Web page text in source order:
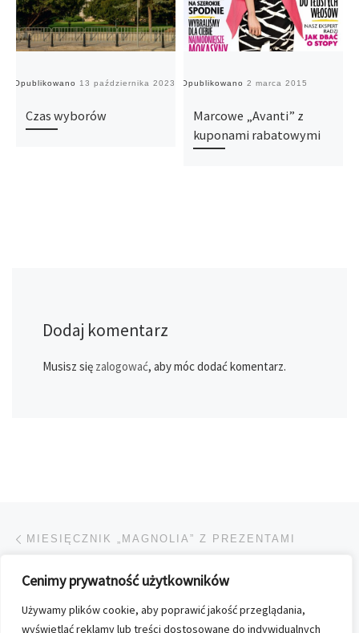
Cenimy prywatność użytkowników
Używamy plików cookie, aby poprawić jakość przeglądania,
wyświetlać reklamy lub treści dostosowane do indywidualnych
Opublikowano 13 października 2023
Czas wyborów
Opublikowano 2 marca 2015
Marcowe „Avanti” z
kuponami rabatowymi
Dodaj komentarz
Musisz się zalogować, aby móc dodać komentarz.
Przeglądanie Wpisów
MIESIĘCZNIK „MAGNOLIA” Z PREZENTAMI
POWRÓT DO LISTY
MAGAZYN „KUCHNIA” OTWIERA SEZON NA GRILLA